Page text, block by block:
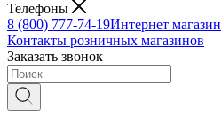
Телефоны
8 (800) 777-74-19Интернет магазин
Контакты розничных магазинов
Заказать звонок